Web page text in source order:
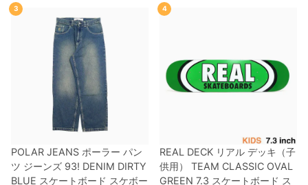
3
POLAR JEANS ポーラー パン
ツ ジーンズ 93! DENIM DIRTY
BLUE スケートボード スケボー
4
REAL DECK リアル デッキ（子
供用）
TEAM CLASSIC OVAL
GREEN 7.3 スケートボード ス